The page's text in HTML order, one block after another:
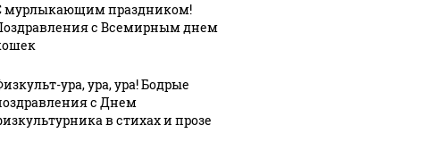
мурлыкающим праздником!
с Всемирным днем
ура, ура, ура! Бодрые
с Днем
в стихах и прозе